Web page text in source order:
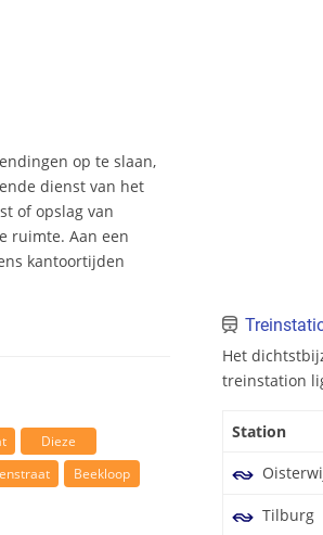
op te slaan,
dienst van het
of opslag van
ruimte. Aan een
kantoortijden
Dieze
Beekloop
Het
treinstation
Station
Tilburg